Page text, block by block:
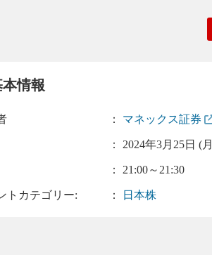
本情報
： マネックス証券
： 2024年3月25日 (
： 21:00～21:30
トカテゴリー: ： 日本株